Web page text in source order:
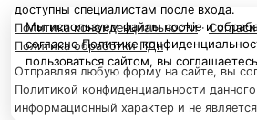
Мы используем файлы cookie и
согласноПолитике
пользоваться сайтом, вы
доступны специалистам после входа.
Политика конфиденциальности·
Политика обработки ПДн
Отправляя любую форму на сайте, вы
Политикой конфиденциальности
информационный характер и не